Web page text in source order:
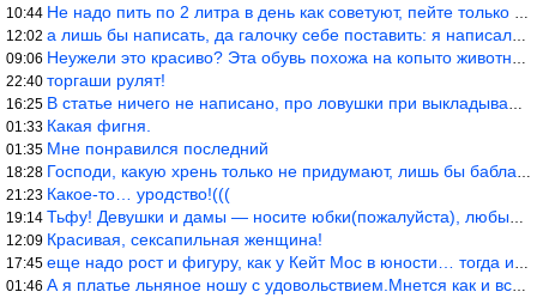
10:44 Не надо пить по 2 литра в день как советуют, пейте только когда
12:02 а лишь бы написать, да галочку себе поставить: я написала статью
09:06 Неужели это красиво? Эта обувь похожа на копыто животного, не хв
22:40 торгаши рулят!
16:25 В статье ничего не написано, про ловушки при выкладывании товара
01:33 Какая фигня.
01:35 Мне понравился последний
18:28 Господи, какую хрень только не придумают, лишь бы бабла срубить!
21:23 Какое-то… уродство!(((
19:14 Тьфу! Девушки и дамы — носите юбки(пожалуйста), любые штаны на ж
12:09 Красивая, сексапильная женщина!
17:45 еще надо рост и фигуру, как у Кейт Мос в юности… тогда и стиль т
01:46 А я платье льняное ношу с удовольствием.Мнется как и все. Но это